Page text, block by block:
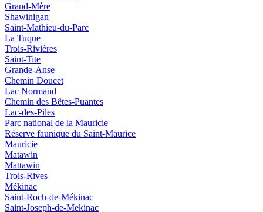
Grand-Mère
Shawinigan
Saint-Mathieu-du-Parc
La Tuque
Trois-Rivières
Saint-Tite
Grande-Anse
Chemin Doucet
Lac Normand
Chemin des Bêtes-Puantes
Lac-des-Piles
Parc national de la Mauricie
Réserve faunique du Saint‑Maurice
Mauricie
Matawin
Mattawin
Trois-Rives
Mékinac
Saint-Roch-de-Mékinac
Saint-Joseph-de-Mekinac